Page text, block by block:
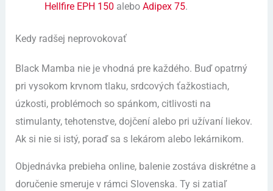
Hellfire EPH 150 alebo Adipex 75.
Kedy radšej neprovokovať
Black Mamba nie je vhodná pre každého. Buď opatrný
pri vysokom krvnom tlaku, srdcových ťažkostiach,
úzkosti, problémoch so spánkom, citlivosti na
stimulanty, tehotenstve, dojčení alebo pri užívaní liekov.
Ak si nie si istý, poraď sa s lekárom alebo lekárnikom.
Objednávka prebieha online, balenie zostáva diskrétne a
doručenie smeruje v rámci Slovenska. Ty si zatiaľ